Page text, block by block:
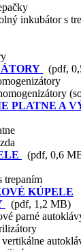
inkubátor s
(pdf,
PLATNE A
(pdf, 0,6
trepaním
KÚPELE
(pdf, 1,2 MB)
parné